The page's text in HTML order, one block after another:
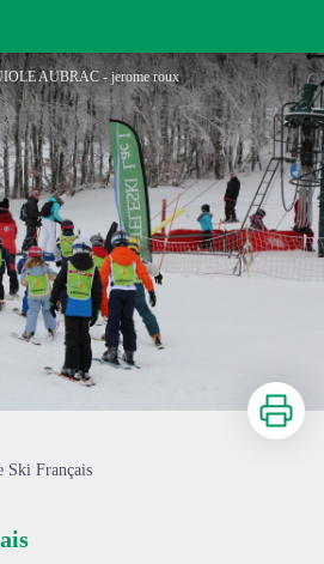
AUBRAC - jerome roux
Imprimer
Ski Français